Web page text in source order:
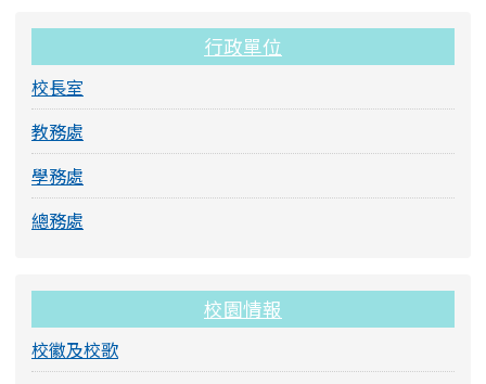
行政單位
校長室
教務處
學務處
總務處
校園情報
校徽及校歌